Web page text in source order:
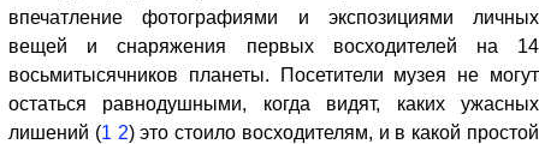
впечатление фотографиями и экспозициями личных
вещей и снаряжения первых восходителей на 14
восьмитысячников планеты. Посетители музея не могут
остаться равнодушными, когда видят, каких ужасных
лишений (1 2) это стоило восходителям, и в какой простой